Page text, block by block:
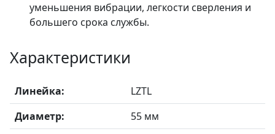
уменьшения вибрации, легкости сверления и
большего срока службы.
Характеристики
Линейка:
LZTL
Диаметр:
55 мм